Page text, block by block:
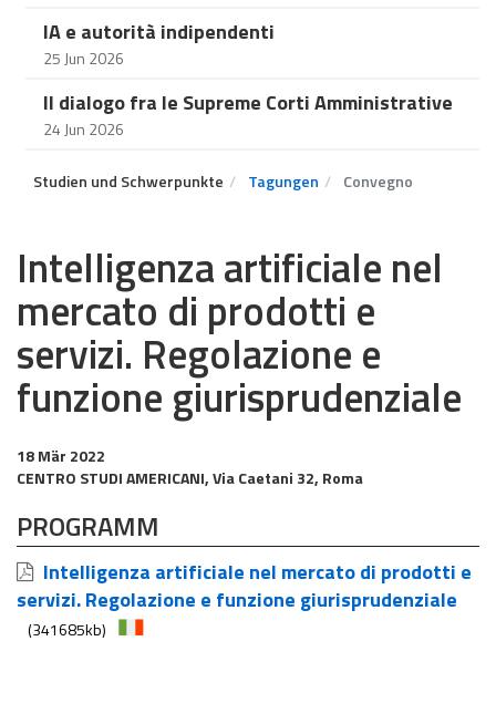
IA e autorità indipendenti
25 Jun 2026
Il dialogo fra le Supreme Corti Amministrative
24 Jun 2026
Studien und Schwerpunkte Tagungen Convegno
Intelligenza artificiale nel
mercato di prodotti e
servizi. Regolazione e
funzione giurisprudenziale
18 Mär 2022
CENTRO STUDI AMERICANI, Via Caetani 32, Roma
PROGRAMM
Intelligenza artificiale nel mercato di prodotti e
servizi. Regolazione e funzione giurisprudenziale
(341685kb)